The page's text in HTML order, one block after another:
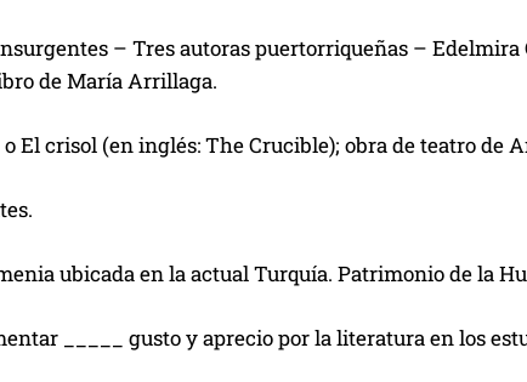
– Tres autoras puertorriqueñas –
de María Arrillaga.
o El crisol (en inglés: The Crucible); obra de teatro de
ubicada en la actual Turquía. Patrimonio de la
_____ gusto y aprecio por la literatura en los